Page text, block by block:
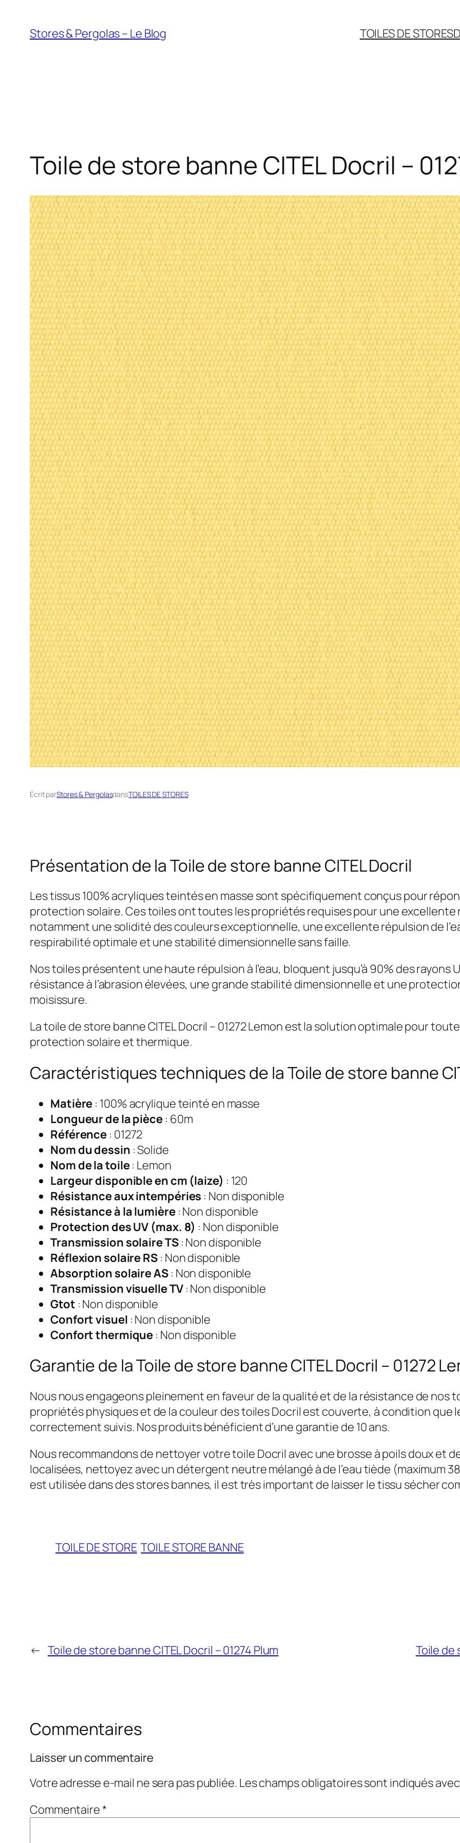
contenu
Stores & Pergolas – Le Blog TOILES DE STORES
Toile de store banne CITEL Docril –
Écrit parStores & PergolasdansTOILES DE STORES
Présentation de la Toile de store banne CITEL Docril
Les tissus 100% acryliques teintés en masse sont spécifiquement conçus pour
protection solaire. Ces toiles ont toutes les propriétés requises pour une excellente
notamment une solidité des couleurs exceptionnelle, une excellente répulsion de
respirabilité optimale et une stabilité dimensionnelle sans faille.
Nos toiles présentent une haute répulsion à l’eau, bloquent jusqu’à 90% des
résistance à l’abrasion élevées, une grande stabilité dimensionnelle et une
moisissure.
La toile de store banne CITEL Docril – 01272 Lemon est la solution optimale pour
protection solaire et thermique.
Caractéristiques techniques de la Toile de store banne
Matière : 100% acrylique teinté en masse
Longueur de la pièce : 60m
Référence : 01272
Nom du dessin : Solide
Nom de la toile: Lemon
Largeur disponible en cm (laize) : 120
Résistance aux intempéries : Non disponible
Résistance à la lumière: Non disponible
Protection des UV (max. 8) : Non disponible
Transmission solaire TS: Non disponible
Réflexion solaire RS : Non disponible
Absorption solaire AS: Non disponible
Transmission visuelle TV: Non disponible
Gtot : Non disponible
Confort visuel : Non disponible
Confort thermique : Non disponible
Garantie de la Toile de store banne CITEL Docril – 01272
Nous nous engageons pleinement en faveur de la qualité et de la résistance de nos
propriétés physiques et de la couleur des toiles Docril est couverte, à condition que
correctement suivis. Nos produits bénéficient d’une garantie de 10 ans.
Nous recommandons de nettoyer votre toile Docril avec une brosse à poils doux et
localisées, nettoyez avec un détergent neutre mélangé à de l’eau tiède (maximum 38
est utilisée dans des stores bannes, il est très important de laisser le tissu sécher
TOILE DE STORE TOILE STORE BANNE
← Toile de store banne CITEL Docril – 01274 Plum Toile de
Commentaires
Laisser un commentaire
Votre adresse e-mail ne sera pas publiée. Les champs obligatoires sont indiqués avec
Commentaire*